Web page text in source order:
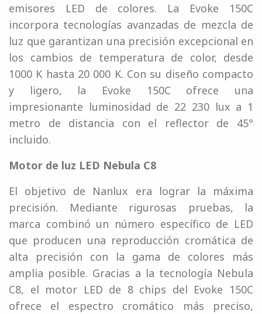
emisores LED de colores. La Evoke 150C
incorpora tecnologías avanzadas de mezcla de
luz que garantizan una precisión excepcional en
los cambios de temperatura de color, desde
1000 K hasta 20 000 K. Con su diseño compacto
y ligero, la Evoke 150C ofrece una
impresionante luminosidad de 22 230 lux a 1
metro de distancia con el reflector de 45°
incluido.
Motor de luz LED Nebula C8
El objetivo de Nanlux era lograr la máxima
precisión. Mediante rigurosas pruebas, la
marca combinó un número específico de LED
que producen una reproducción cromática de
alta precisión con la gama de colores más
amplia posible. Gracias a la tecnología Nebula
C8, el motor LED de 8 chips del Evoke 150C
ofrece el espectro cromático más preciso,